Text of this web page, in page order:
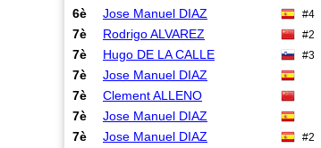
6è Jose Manuel DIAZ #4
7è Rodrigo ALVAREZ #2
7è Hugo DE LA CALLE #3
7è Jose Manuel DIAZ
7è Clement ALLENO
7è Jose Manuel DIAZ
7è Jose Manuel DIAZ #2